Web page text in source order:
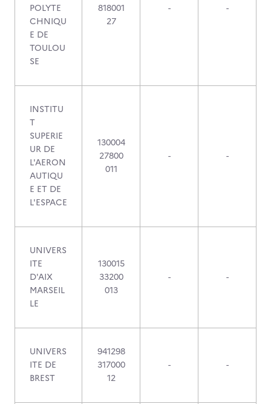
POLYTE
CHNIQU
E DE
TOULOU
SE
818001
27
- -
INSTITU
T
SUPERIE
UR DE
L'AERON
AUTIQU
E ET DE
L'ESPACE
130004
27800
011
- -
UNIVERS
ITE
D'AIX
MARSEIL
LE
130015
33200
013
- -
UNIVERS
ITE DE
BREST
941298
317000
12
- -